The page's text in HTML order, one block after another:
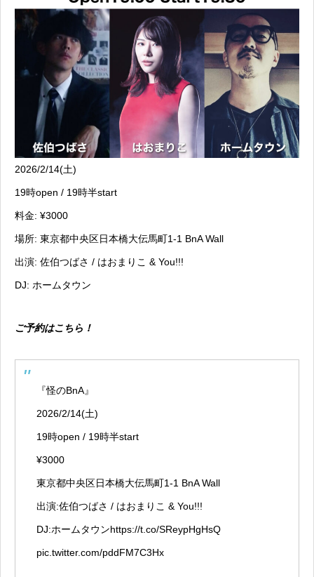
2026/2/14(土)
19時open / 19時半start
料金: ¥3000
場所: 東京都中央区日本橋大伝馬町1-1 BnA Wall
出演: 佐伯つばさ / はおまりこ & You!!!
DJ: ホームタウン
ご予約はこちら！
『怪のBnA』
2026/2/14(土)
19時open / 19時半start
¥3000
東京都中央区日本橋大伝馬町1-1 BnA Wall
出演:佐伯つばさ / はおまりこ & You!!!
DJ:ホームタウンhttps://t.co/SReypHgHsQ
pic.twitter.com/pddFM7C3Hx